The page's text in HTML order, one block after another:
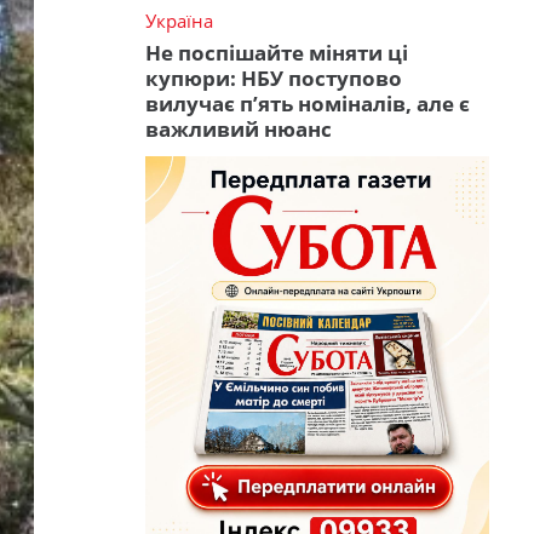
Україна
Не поспішайте міняти ці
купюри: НБУ поступово
вилучає п’ять номіналів, але є
важливий нюанс